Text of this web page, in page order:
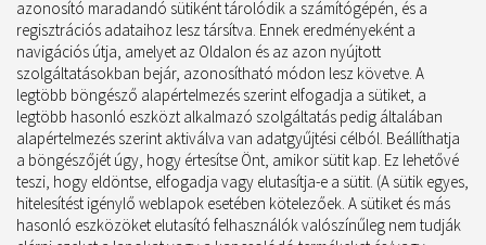
azonosító maradandó sütiként tárolódik a számítógépén, és a
regisztrációs adataihoz lesz társítva. Ennek eredményeként a
navigációs útja, amelyet az Oldalon és az azon nyújtott
szolgáltatásokban bejár, azonosítható módon lesz követve. A
legtöbb böngésző alapértelmezés szerint elfogadja a sütiket, a
legtöbb hasonló eszközt alkalmazó szolgáltatás pedig általában
alapértelmezés szerint aktiválva van adatgyűjtési célból. Beállíthatja
a böngészőjét úgy, hogy értesítse Önt, amikor sütit kap. Ez lehetővé
teszi, hogy eldöntse, elfogadja vagy elutasítja-e a sütit. (A sütik egyes,
hitelesítést igénylő weblapok esetében kötelezőek. A sütiket és más
hasonló eszközöket elutasító felhasználók valószínűleg nem tudják